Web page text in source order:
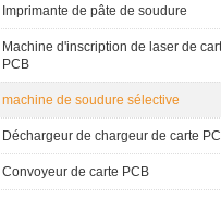
Imprimante de pâte de soudure
Machine d'inscription de laser de
PCB
machine de soudure sélective
Déchargeur de chargeur de carte
Convoyeur de carte PCB